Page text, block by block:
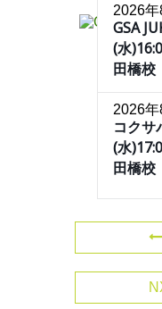
2026
GSA
(水
田橋校
2026
コクサ
(水
田橋校